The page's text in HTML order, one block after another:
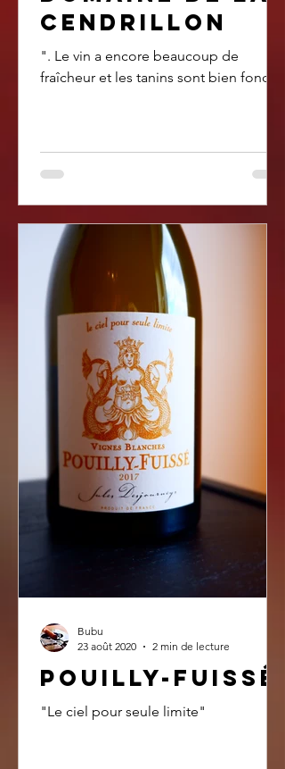
cendrillon
". Le vin a encore beaucoup de
fraîcheur et les tanins sont bien fondu"
Pouilly-Fuissé
"Le ciel pour seule limite"
Bubu
23 août 2020
2 min de lecture